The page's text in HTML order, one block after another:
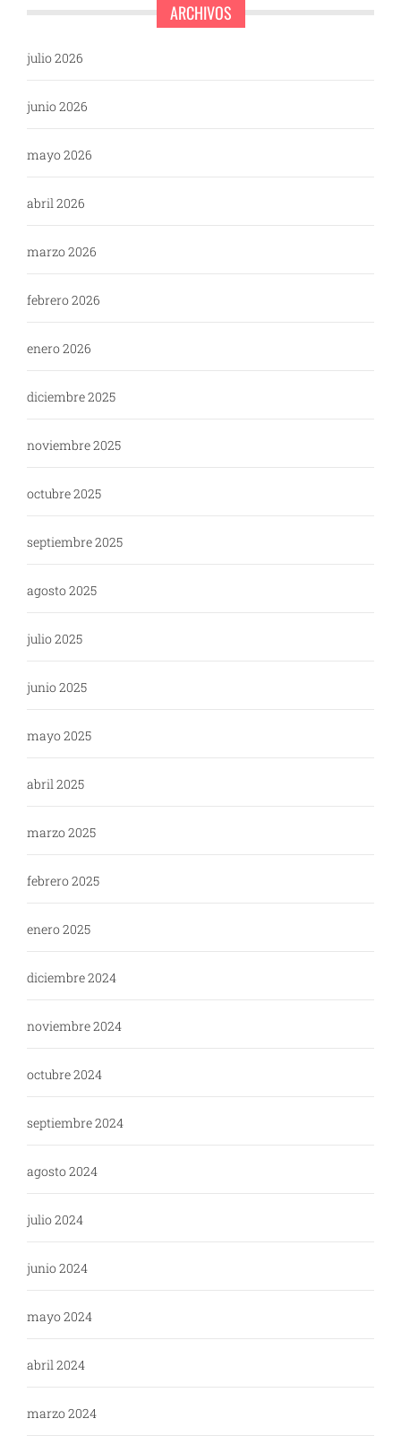
ARCHIVOS
julio 2026
junio 2026
mayo 2026
abril 2026
marzo 2026
febrero 2026
enero 2026
diciembre 2025
noviembre 2025
octubre 2025
septiembre 2025
agosto 2025
julio 2025
junio 2025
mayo 2025
abril 2025
marzo 2025
febrero 2025
enero 2025
diciembre 2024
noviembre 2024
octubre 2024
septiembre 2024
agosto 2024
julio 2024
junio 2024
mayo 2024
abril 2024
marzo 2024